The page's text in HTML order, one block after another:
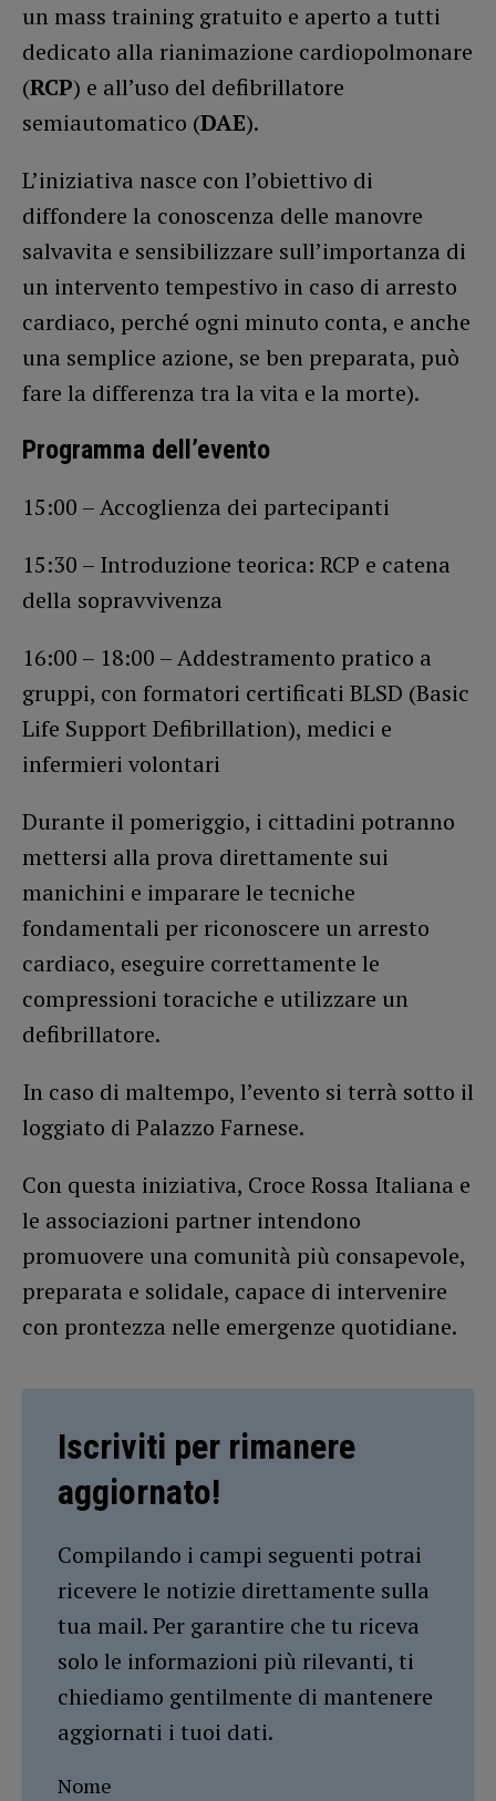
un mass training gratuito e aperto a tutti
dedicato alla rianimazione cardiopolmonare
(RCP) e all’uso del defibrillatore
semiautomatico (DAE).
L’iniziativa nasce con l’obiettivo di
diffondere la conoscenza delle manovre
salvavita e sensibilizzare sull’importanza di
un intervento tempestivo in caso di arresto
cardiaco, perché ogni minuto conta, e anche
una semplice azione, se ben preparata, può
fare la differenza tra la vita e la morte).
Programma dell’evento
15:00 – Accoglienza dei partecipanti
15:30 – Introduzione teorica: RCP e catena
della sopravvivenza
16:00 – 18:00 – Addestramento pratico a
gruppi, con formatori certificati BLSD (Basic
Life Support Defibrillation), medici e
infermieri volontari
Durante il pomeriggio, i cittadini potranno
mettersi alla prova direttamente sui
manichini e imparare le tecniche
fondamentali per riconoscere un arresto
cardiaco, eseguire correttamente le
compressioni toraciche e utilizzare un
defibrillatore.
In caso di maltempo, l’evento si terrà sotto il
loggiato di Palazzo Farnese.
Con questa iniziativa, Croce Rossa Italiana e
le associazioni partner intendono
promuovere una comunità più consapevole,
preparata e solidale, capace di intervenire
con prontezza nelle emergenze quotidiane.
Iscriviti per rimanere
aggiornato!
Compilando i campi seguenti potrai
ricevere le notizie direttamente sulla
tua mail. Per garantire che tu riceva
solo le informazioni più rilevanti, ti
chiediamo gentilmente di mantenere
aggiornati i tuoi dati.
Nome